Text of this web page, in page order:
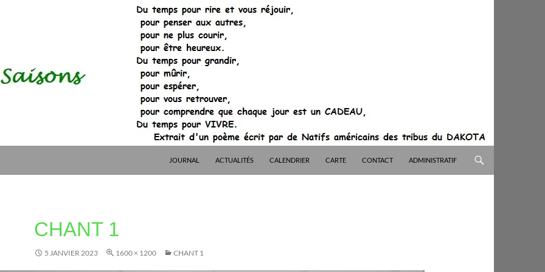
JOURNAL ACTUALITÉS CALENDRIER CARTE CONTACT ADMINISTRATIF
CHANT 1
5 JANVIER 2023 1600 × 1200 CHANT 1